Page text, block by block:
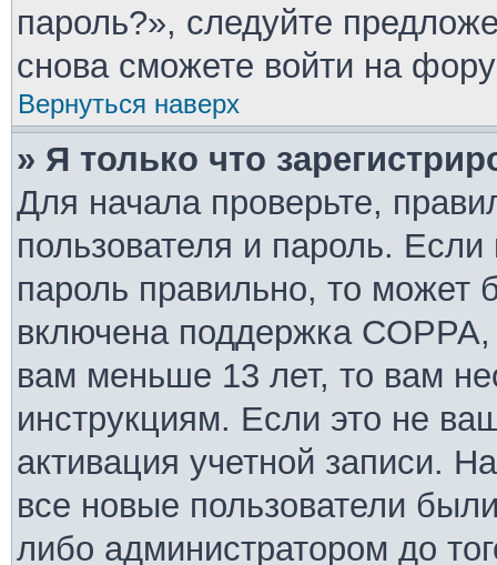
пароль?», следуйте
снова сможете войти на
Вернуться наверх
» Я только что
Для начала проверьте,
пользователя и пароль.
пароль правильно, то может
включена поддержка
вам меньше 13 лет, то вам
инструкциям. Если это не
активация учетной записи.
все новые пользователи
либо администратором до